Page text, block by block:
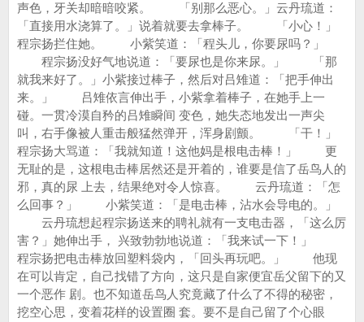
声色，牙关却暗暗咬紧。 「别那么恶心。」云丹琉道：
「直接用水浇算了。」说着就要去拿棒子。 「小心！」
程宗扬拦住她。 小紫笑道：「程头儿，你要尿吗？」
程宗扬没好气地说道：「要尿也是你来尿。」 「那
就我来好了。」小紫接过棒子，然后对吕雉道：「把手伸出
来。」 吕雉依言伸出手，小紫拿着棒子，在她手上一
碰。一贯冷漠自矜的吕雉瞬间 变色，她失态地发出一声尖
叫，右手像被人重击般猛然弹开，浑身剧颤。 「干！」
程宗扬大骂道：「我就知道！这他妈是根电击棒！」 更
无耻的是，这根电击棒居然还是开着的，谁要是信了岳鸟人的
邪，真的尿 上去，结果绝对令人惊喜。 云丹琉道：「怎
么回事？」 小紫笑道：「是电击棒，沾水会导电的。」
云丹琉想起程宗扬送来的聘礼就有一支电击器，「这么厉
害？」她伸出手， 兴致勃勃地说道：「我来试一下！」
程宗扬把电击棒放回塑料袋内，「回头再玩吧。」 他现
在可以肯定，自己找错了方向，这只是自家便宜岳父留下的又
一个恶作 剧。也不知道岳鸟人究竟藏了什么了不得的秘密，
挖空心思，变着花样的设置圈 套。要不是自己留了个心眼